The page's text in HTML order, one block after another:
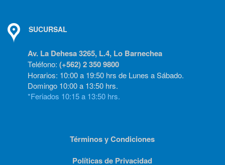
SUCURSAL
Av. La Dehesa 3265, L.4, Lo Barnechea
Teléfono: (+562) 2 350 9800
Horarios: 10:00 a 19:50 hrs de Lunes a Sábado.
Domingo 10:00 a 13:50 hrs.
*Feriados 10:15 a 13:50 hrs.
Términos y Condiciones
Políticas de Privacidad